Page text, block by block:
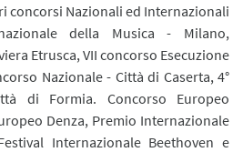
concorsi Nazionali ed Internazionali
della Musica - Milano,
Etrusca, VII concorso Esecuzione
Nazionale - Città di Caserta, 4°
di Formia. Concorso Europeo
Denza, Premio Internazionale
Internazionale Beethoven e